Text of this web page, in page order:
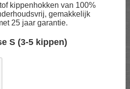
kippenhokken van 100%
gemakkelijk
25 jaar garantie.
S (3-5 kippen)